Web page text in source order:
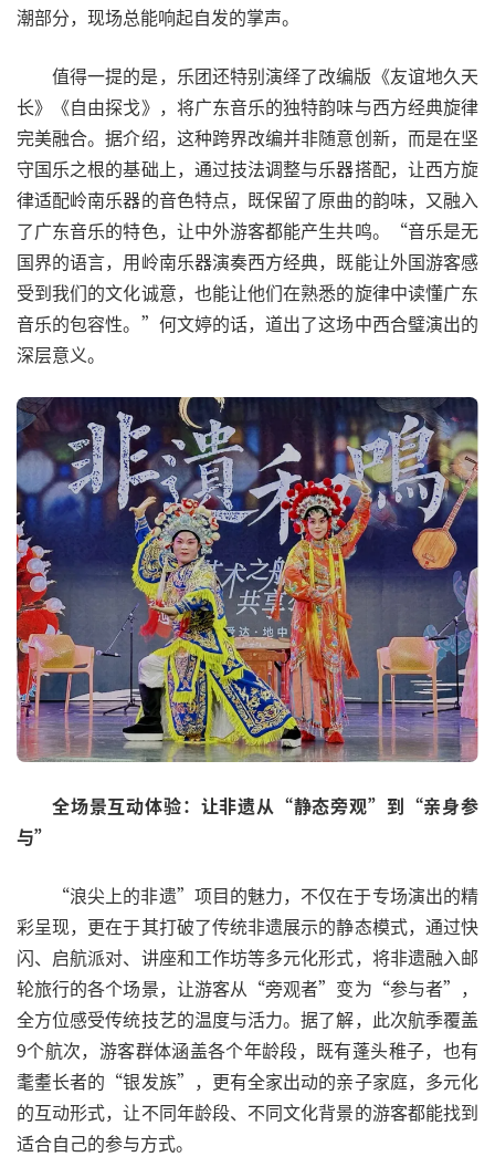
潮部分，现场总能响起自发的掌声。
值得一提的是，乐团还特别演绎了改编版《友谊地久天
长》《自由探戈》，将广东音乐的独特韵味与西方经典旋律
完美融合。据介绍，这种跨界改编并非随意创新，而是在坚
守国乐之根的基础上，通过技法调整与乐器搭配，让西方旋
律适配岭南乐器的音色特点，既保留了原曲的韵味，又融入
了广东音乐的特色，让中外游客都能产生共鸣。“音乐是无
国界的语言，用岭南乐器演奏西方经典，既能让外国游客感
受到我们的文化诚意，也能让他们在熟悉的旋律中读懂广东
音乐的包容性。”何文婷的话，道出了这场中西合璧演出的
深层意义。
全场景互动体验：让非遗从“静态旁观”到“亲身参
与”
“浪尖上的非遗”项目的魅力，不仅在于专场演出的精
彩呈现，更在于其打破了传统非遗展示的静态模式，通过快
闪、启航派对、讲座和工作坊等多元化形式，将非遗融入邮
轮旅行的各个场景，让游客从“旁观者”变为“参与者”，
全方位感受传统技艺的温度与活力。据了解，此次航季覆盖
9个航次，游客群体涵盖各个年龄段，既有蓬头稚子，也有
耄耋长者的“银发族”，更有全家出动的亲子家庭，多元化
的互动形式，让不同年龄段、不同文化背景的游客都能找到
适合自己的参与方式。